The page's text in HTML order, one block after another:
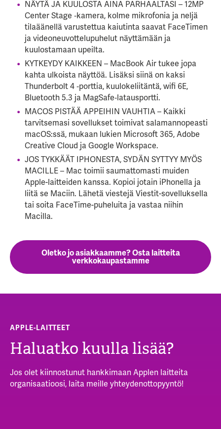
NÄYTÄ JA KUULOSTA AINA PARHAALTASI – 12MP
Center Stage ‑kamera, kolme mikrofonia ja neljä
tilaäänellä varustettua kaiutinta saavat FaceTimen
ja videoneuvottelupuhelut näyttämään ja
kuulostamaan upeilta.
KYTKEYDY KAIKKEEN – MacBook Air tukee jopa
kahta ulkoista näyttöä. Lisäksi siinä on kaksi
Thunderbolt 4 ‑porttia, kuulokeliitäntä, wifi 6E,
Bluetooth 5.3 ja MagSafe‑latausportti.
MACOS PISTÄÄ APPEIHIN VAUHTIA – Kaikki
tarvitsemasi sovellukset toimivat salamannopeasti
macOS:ssä, mukaan lukien Microsoft 365, Adobe
Creative Cloud ja Google Workspace.
JOS TYKKÄÄT IPHONESTA, SYDÄN SYTTYY MYÖS
MACILLE – Mac toimii saumattomasti muiden
Apple-laitteiden kanssa. Kopioi jotain iPhonella ja
liitä se Maciin. Lähetä viestejä Viestit-sovelluksella
tai soita FaceTime-puheluita ja vastaa niihin
Macilla.
Oletko jo asiakkaamme? Osta laitteita
verkkokaupastamme
APPLE-LAITTEET
Haluatko kuulla lisää?
Jos olet kiinnostunut hankkimaan Applen laitteita
organisaatioosi, laita meille yhteydenottopyyntö!